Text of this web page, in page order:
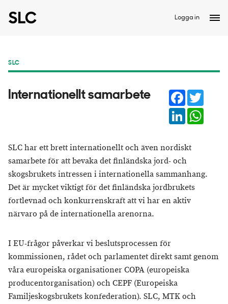
Logga in
SLC
Internationellt samarbete Facebook
LinkedIn
SLC har ett brett internationellt och även nordiskt
samarbete för att bevaka det finländska jord- och
skogsbrukets intressen i internationella sammanhang.
Det är mycket viktigt för det finländska jordbrukets
fortlevnad och konkurrenskraft att vi har en aktiv
närvaro på de internationella arenorna.
I EU-frågor påverkar vi beslutsprocessen för
kommissionen, rådet och parlamentet direkt samt genom
våra europeiska organisationer COPA (europeiska
producentorganisation) och CEPF (Europeiska
Familjeskogsbrukets konfederation). SLC, MTK och